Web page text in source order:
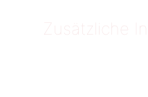
Zusätzliche